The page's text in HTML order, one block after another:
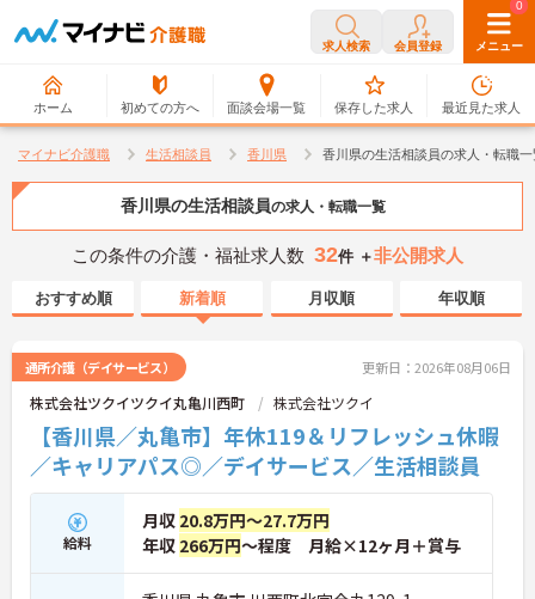
求人検索 会員登録 メニュー
ホーム 初めての方へ 面談会場一覧
0
保存した求人
0
最近見た求人
マイナビ介護職 生活相談員 香川県 香川県の生活相談員の求人・転職一
香川県の生活相談員の求人・転職一覧
この条件の介護・福祉求人数 32件 ＋非公開求人
おすすめ順 新着順 月収順 年収順
通所介護（デイサービス） 更新日：2026年08月06日
株式会社ツクイツクイ丸亀川西町 株式会社ツクイ
【香川県／丸亀市】年休119＆リフレッシュ休暇
／キャリアパス◎／デイサービス／生活相談員
給料
月収 20.8万円～27.7万円
年収 266万円～程度 月給×12ヶ月＋賞与